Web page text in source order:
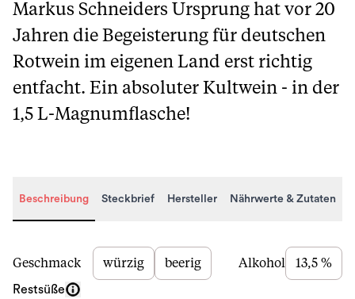
Markus Schneiders Ursprung hat vor 20
Jahren die Begeisterung für deutschen
Rotwein im eigenen Land erst richtig
entfacht. Ein absoluter Kultwein - in der
1,5 L-Magnumflasche!
Beschreibung Steckbrief Hersteller Nährwerte & Zutaten
Beschreibung
Geschmack würzig beerig Alkohol 13,5 %
Restsüße